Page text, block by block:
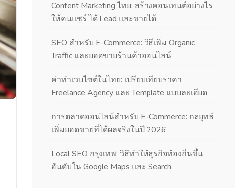
Content Marketing ไทย: สร้างคอนเทนต์อย่างไร
ให้คนแชร์ ได้ Lead และขายได้
SEO สำหรับ E-Commerce: วิธีเพิ่ม Organic
Traffic และยอดขายร้านค้าออนไลน์
ค่าทำเวบไซต์ในไทย: เปรียบเทียบราคา
Freelance Agency และ Template แบบละเอียด
การตลาดออนไลน์สำหรับ E-Commerce: กลยุทธ์
เพิ่มยอดขายที่ได้ผลจริงในปี 2026
Local SEO กรุงเทพ: วิธีทำให้ธุรกิจท้องถิ่นขึ้น
อันดับใน Google Maps และ Search